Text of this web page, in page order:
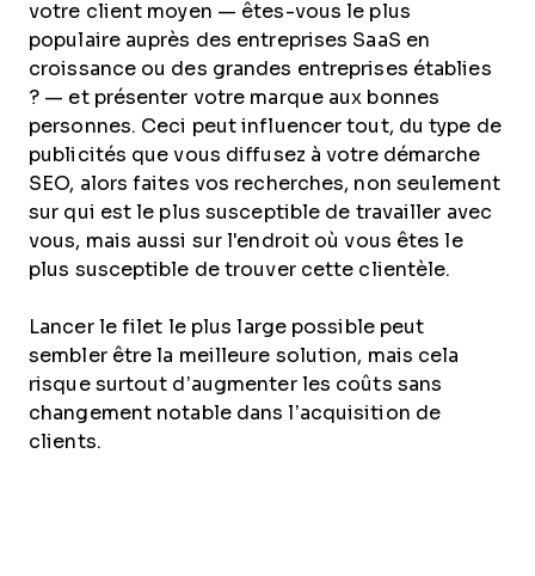
votre client moyen — êtes-vous le plus
populaire auprès des entreprises SaaS en
croissance ou des grandes entreprises établies
? — et présenter votre marque aux bonnes
personnes. Ceci peut influencer tout, du type de
publicités que vous diffusez à votre démarche
SEO, alors faites vos recherches, non seulement
sur qui est le plus susceptible de travailler avec
vous, mais aussi sur l'endroit où vous êtes le
plus susceptible de trouver cette clientèle.
Lancer le filet le plus large possible peut
sembler être la meilleure solution, mais cela
risque surtout d’augmenter les coûts sans
changement notable dans l’acquisition de
clients.